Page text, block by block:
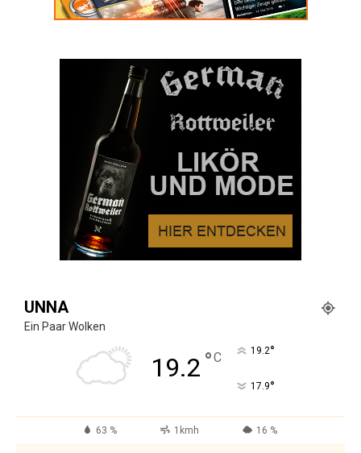
UNNA
Ein Paar Wolken
19.2 °C 19.2°
17.9°
63 % 1kmh 16 %